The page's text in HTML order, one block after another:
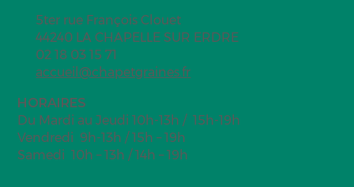
Sunshine chocolat
5ter rue François Clouet
44240 LA CHAPELLE SUR ERDRE
02 18 03 15 71
accueil@chapetgraines.fr
HORAIRES
Du Mardi au Jeudi 10h-13h / 15h-19h
Vendredi 9h-13h / 15h – 19h
Samedi 10h – 13h / 14h – 19h